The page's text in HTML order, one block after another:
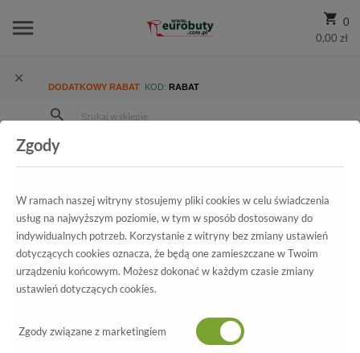
0
0,00 zł
DODATKOWY RABAT KOD: RABAT
Męskie
Półbuty
Wszystkie produkty
C00C-6043-0842 Czarny/842
Zgody
W ramach naszej witryny stosujemy pliki cookies w celu świadczenia
usług na najwyższym poziomie, w tym w sposób dostosowany do
indywidualnych potrzeb. Korzystanie z witryny bez zmiany ustawień
dotyczących cookies oznacza, że będą one zamieszczane w Twoim
urządzeniu końcowym. Możesz dokonać w każdym czasie zmiany
ustawień dotyczących cookies.
Zgody związane z marketingiem